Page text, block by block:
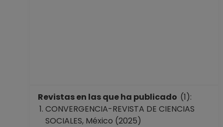
Revistas en las que ha publicado (1):
CONVERGENCIA-REVISTA DE CIENCIAS
SOCIALES, México (2025)